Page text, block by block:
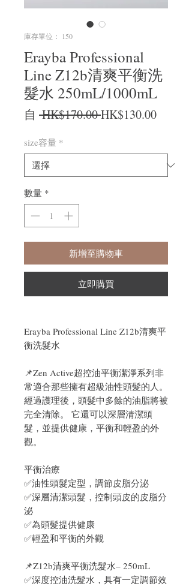
庫存單位： 150
Erayba Professional
Line Z12b清爽平衡洗
髮水 250mL/1000mL
自 HK$170.00 一般價格
HK$130.00促銷價
size容量 *
數量 *
新增至購物車
立即購買
Erayba Professional Line Z12b清爽平
衡洗髮水
📌Zen Active超控油平衡潔淨系列非
常適合那些擁有超級油性頭髮的人。
經過護理後，頭髮中多餘的油脂將被
完全清除。 它還可以深層清潔頭
髮，並提供健康，平衡和輕盈的外
觀。
平衡治療
✅油性頭髮定型，調節皮脂分泌
✅深層清潔頭髮，控制頭皮的皮脂分
泌
✅為頭髮提供健康
✅輕盈和平衡的外觀
📌Z12b清爽平衡洗髮水– 250mL
✅深度控油洗髮水，具有一定調節效